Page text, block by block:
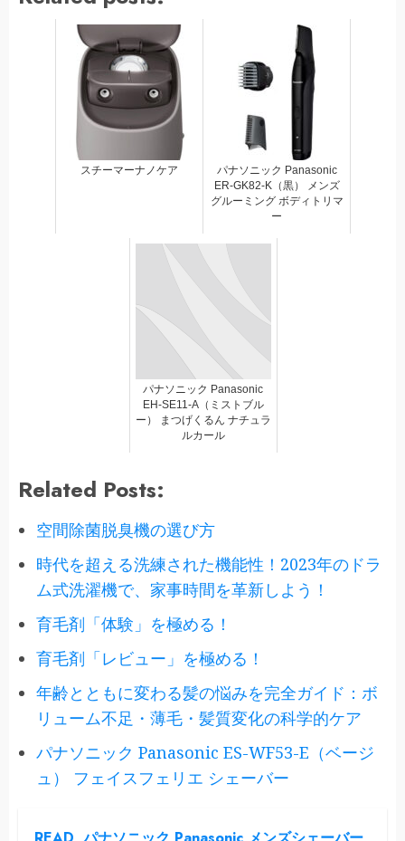
スチーマーナノケア
パナソニック Panasonic
ER-GK82-K（黒） メンズ
グルーミング ボディトリマ
ー
パナソニック Panasonic
EH-SE11-A（ミストブル
ー） まつげくるん ナチュラ
ルカール
Related Posts:
空間除菌脱臭機の選び方
時代を超える洗練された機能性！2023年のドラ
ム式洗濯機で、家事時間を革新しよう！
育毛剤「体験」を極める！
育毛剤「レビュー」を極める！
年齢とともに変わる髪の悩みを完全ガイド：ボ
リューム不足・薄毛・髪質変化の科学的ケア
パナソニック Panasonic ES-WF53-E（ベージ
ュ） フェイスフェリエ シェーバー